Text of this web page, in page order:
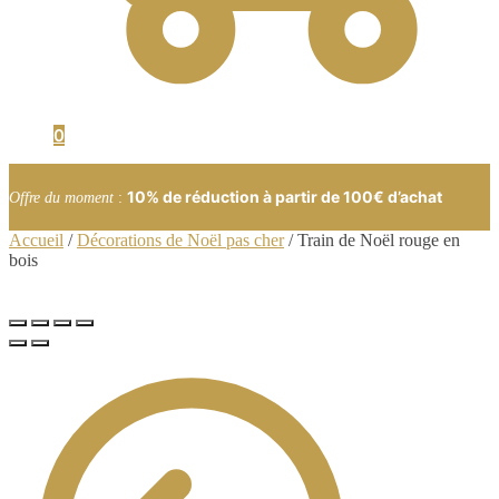
0
Offre du moment : 10% de réduction à partir de 100€ d’achat
Accueil /Décorations de Noël pas cher/Train de Noël rouge en
bois